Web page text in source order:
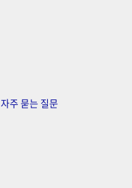
자주 묻는 질문